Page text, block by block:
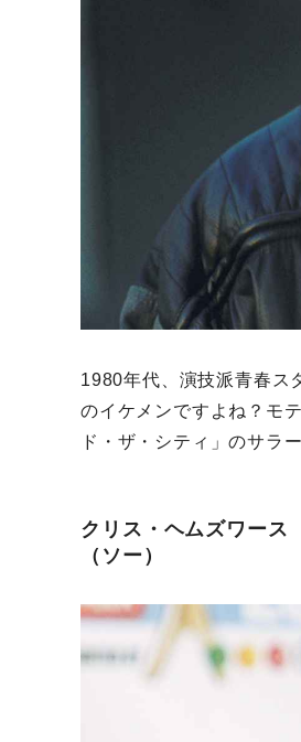
1980年代、演技派青春ス
のイケメンですよね？モ
ド・ザ・シティ」のサラ
クリス・ヘムズワース
（ソー）